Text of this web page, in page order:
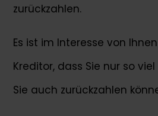
zurückzahlen.
Es ist im Interesse von
Kreditor, dass Sie nur so
Sie auch zurückzahlen